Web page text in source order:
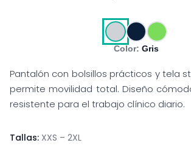
Color: Gris
Pantalón con bolsillos prácticos y tela
permite movilidad total. Diseño
resistente para el trabajo clínico diario.
Tallas: XXS – 2XL